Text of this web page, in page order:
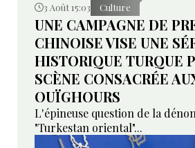
3 Août 15:03 Culture
UNE CAMPAGNE DE
CHINOISE VISE UNE
HISTORIQUE TURQUE
SCÈNE CONSACRÉE
OUÏGHOURS
L'épineuse question de la
"Turkestan oriental"...